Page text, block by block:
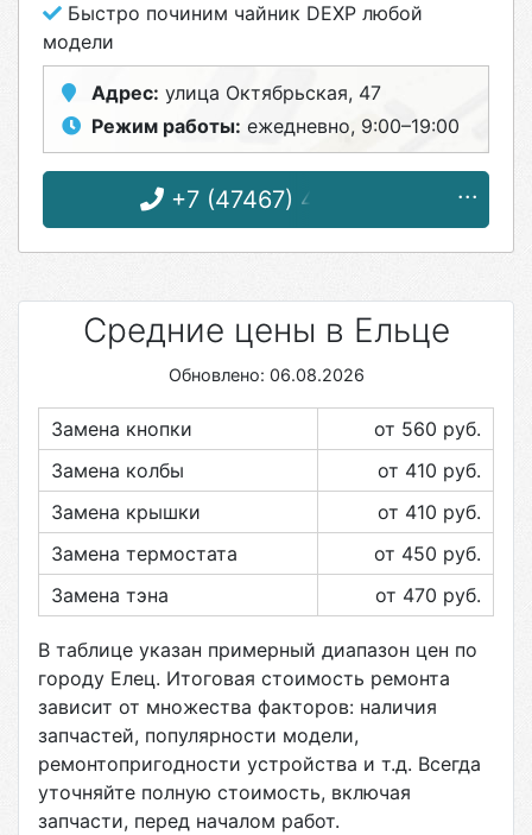
Быстро починим чайник DEXP любой
модели
Адрес: улица Октябрьская, 47
Режим работы: ежедневно, 9:00–19:00
+7 (47467) 4-33-17
Средние цены в Ельце
Обновлено: 06.08.2026
Замена кнопки от 560 руб.
Замена колбы
от 410 руб.
Замена крышки
от 410 руб.
Замена термостата
от 450 руб.
Замена тэна
от 470 руб.
В таблице указан примерный диапазон цен по
городу Елец. Итоговая стоимость ремонта
зависит от множества факторов: наличия
запчастей, популярности модели,
ремонтопригодности устройства и т.д. Всегда
уточняйте полную стоимость, включая
запчасти, перед началом работ.